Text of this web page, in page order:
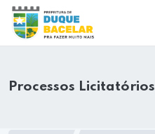
Processos Licitatórios